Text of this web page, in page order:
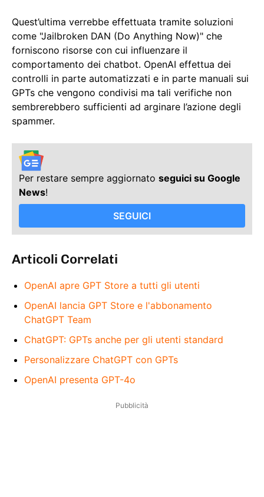
Quest’ultima verrebbe effettuata tramite soluzioni
come "Jailbroken DAN (Do Anything Now)" che
forniscono risorse con cui influenzare il
comportamento dei chatbot. OpenAI effettua dei
controlli in parte automatizzati e in parte manuali sui
GPTs che vengono condivisi ma tali verifiche non
sembrerebbero sufficienti ad arginare l’azione degli
spammer.
Per restare sempre aggiornato seguici su Google
News!
SEGUICI
Articoli Correlati
OpenAI apre GPT Store a tutti gli utenti
OpenAI lancia GPT Store e l'abbonamento
ChatGPT Team
ChatGPT: GPTs anche per gli utenti standard
Personalizzare ChatGPT con GPTs
OpenAI presenta GPT-4o
Pubblicità